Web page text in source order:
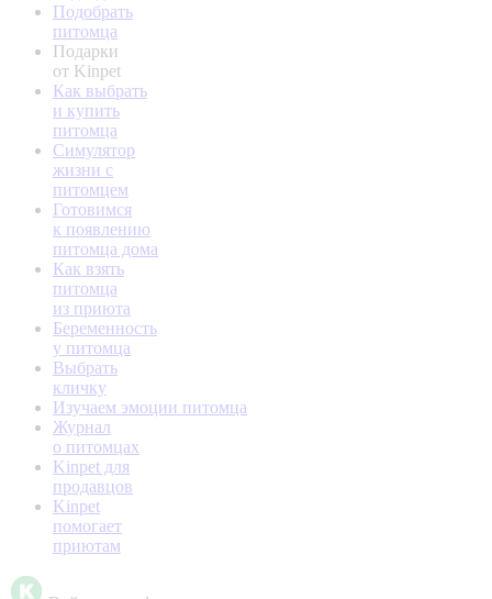
Подобрать
питомца
Подарки
от Kinpet
Как выбрать
и купить
питомца
Симулятор
жизни с
питомцем
Готовимся
к появлению
питомца дома
Как взять
питомца
из приюта
Беременность
у питомца
Выбрать
кличку
Изучаем эмоции питомца
Журнал
о питомцах
Kinpet для
продавцов
Kinpet
помогает
приютам